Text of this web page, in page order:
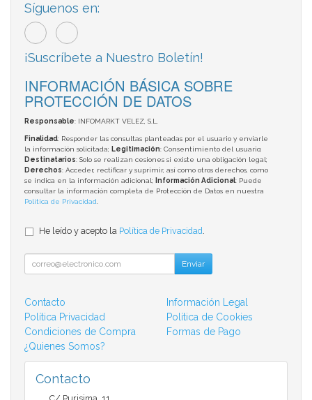
Síguenos en:
¡Suscríbete a Nuestro Boletín!
INFORMACIÓN BÁSICA SOBRE
PROTECCIÓN DE DATOS
Responsable: INFOMARKT VELEZ, S.L.
Finalidad: Responder las consultas planteadas por el usuario y enviarle
la información solicitada; Legitimación: Consentimiento del usuario;
Destinatarios: Solo se realizan cesiones si existe una obligación legal;
Derechos: Acceder, rectificar y suprimir, así como otros derechos, como
se indica en la información adicional;
Información Adicional: Puede
consultar la información completa de Protección de Datos en nuestra
Política de Privacidad.
He leído y acepto la Política de Privacidad.
Enviar
Contacto
Información Legal
Política Privacidad
Política de Cookies
Condiciones de Compra
Formas de Pago
¿Quienes Somos?
Contacto